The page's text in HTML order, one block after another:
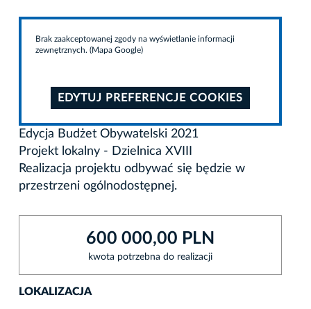
Brak zaakceptowanej zgody na wyświetlanie informacji
zewnętrznych. (Mapa Google)
EDYTUJ PREFERENCJE COOKIES
Edycja Budżet Obywatelski 2021
Projekt lokalny - Dzielnica XVIII
Realizacja projektu odbywać się będzie w
przestrzeni ogólnodostępnej.
600 000,00 PLN
kwota potrzebna do realizacji
LOKALIZACJA